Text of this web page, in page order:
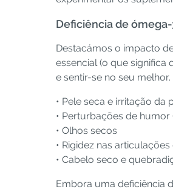
Deficiência de ómega-
Destacámos o impacto
essencial (o que
e sentir-se no seu
• Pele seca e irritação da
• Perturbações de
• Olhos secos
• Rigidez nas
• Cabelo seco e
Embora uma deficiência